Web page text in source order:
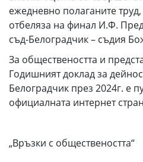
ежедневно полаганите
отбеляза на финал И.Ф.
съд-Белоградчик – съдия
За обществеността и
Годишният доклад за
Белоградчик през 2024г. е
официалната интернет
„Връзки с обществеността“